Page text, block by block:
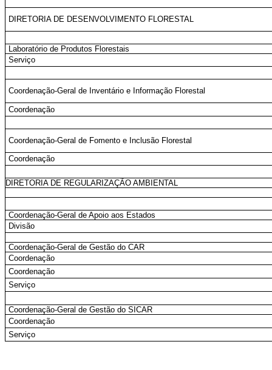
DIRETORIA DE DESENVOLVIMENTO FLORESTAL
Laboratório de Produtos Florestais
Serviço
Coordenação-Geral de Inventário e Informação Florestal
Coordenação
Coordenação-Geral de Fomento e Inclusão Florestal
Coordenação
DIRETORIA DE REGULARIZAÇÃO AMBIENTAL
Coordenação-Geral de Apoio aos Estados
Divisão
Coordenação-Geral de Gestão do CAR
Coordenação
Coordenação
Serviço
Coordenação-Geral de Gestão do SICAR
Coordenação
Serviço